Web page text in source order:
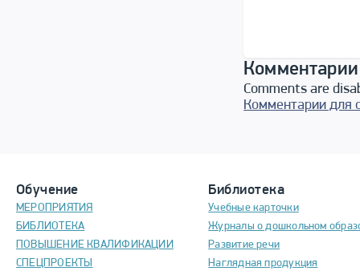
Comments are
Комментарии для
Обучение
МЕРОПРИЯТИЯ
БИБЛИОТЕКА
ПОВЫШЕНИЕ КВАЛИФИКАЦИИ
СПЕЦПРОЕКТЫ
Библиотека
Учебные карточки
Журналы о дошкольном
Развитие речи
Наглядная продукция